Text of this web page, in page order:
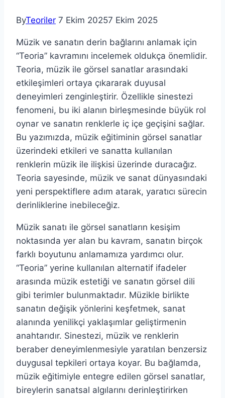
ByTeoriler 7 Ekim 20257 Ekim 2025
Müzik ve sanatın derin bağlarını anlamak için
“Teoria” kavramını incelemek oldukça önemlidir.
Teoria, müzik ile görsel sanatlar arasındaki
etkileşimleri ortaya çıkararak duyusal
deneyimleri zenginleştirir. Özellikle sinestezi
fenomeni, bu iki alanın birleşmesinde büyük rol
oynar ve sanatın renklerle iç içe geçişini sağlar.
Bu yazımızda, müzik eğitiminin görsel sanatlar
üzerindeki etkileri ve sanatta kullanılan
renklerin müzik ile ilişkisi üzerinde duracağız.
Teoria sayesinde, müzik ve sanat dünyasındaki
yeni perspektiflere adım atarak, yaratıcı sürecin
derinliklerine inebileceğiz.
Müzik sanatı ile görsel sanatların kesişim
noktasında yer alan bu kavram, sanatın birçok
farklı boyutunu anlamamıza yardımcı olur.
“Teoria” yerine kullanılan alternatif ifadeler
arasında müzik estetiği ve sanatın görsel dili
gibi terimler bulunmaktadır. Müzikle birlikte
sanatın değişik yönlerini keşfetmek, sanat
alanında yenilikçi yaklaşımlar geliştirmenin
anahtarıdır. Sinestezi, müzik ve renklerin
beraber deneyimlenmesiyle yaratılan benzersiz
duygusal tepkileri ortaya koyar. Bu bağlamda,
müzik eğitimiyle entegre edilen görsel sanatlar,
bireylerin sanatsal algılarını derinleştirirken